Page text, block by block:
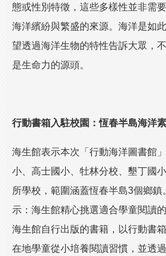
態或性別特徵，這些多樣性並非需
海洋繽紛與繁盛的來源。海洋是如
望透過海洋生物的特性告訴大眾，
是生命力的源頭。
行動書箱入駐校園：恆春半島海洋
海生館表示本次「行動海洋圖書館
小、高士國小、牡林分校、墾丁國
所學校，範圍涵蓋恆春半島3個鄉
示：海生館精心挑選適合學童閱讀
海生館自行出版的書籍，以行動書
在地學童從小培養閱讀習慣，並透